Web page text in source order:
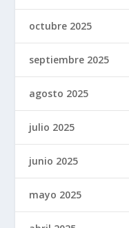
octubre 2025
septiembre 2025
agosto 2025
julio 2025
junio 2025
mayo 2025